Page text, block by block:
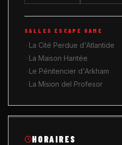
HORAIRES
SALLES ESCAPE GAME
La Cité Perdue d'Atlantide
La Maison Hantée
Le Pénitencier d'Arkham
La Mision del Profesor